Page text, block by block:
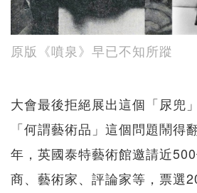
原版《噴泉》早已不知所蹤
大會最後拒絕展出這個「尿兜
「何謂藝術品」這個問題鬧得
年，英國泰特藝術館邀請近
商、藝術家、評論家等，票選